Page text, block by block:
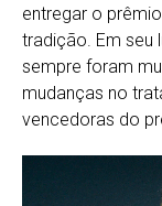
entregar o
tradição. Em seu
sempre foram
mudanças no
vencedoras do